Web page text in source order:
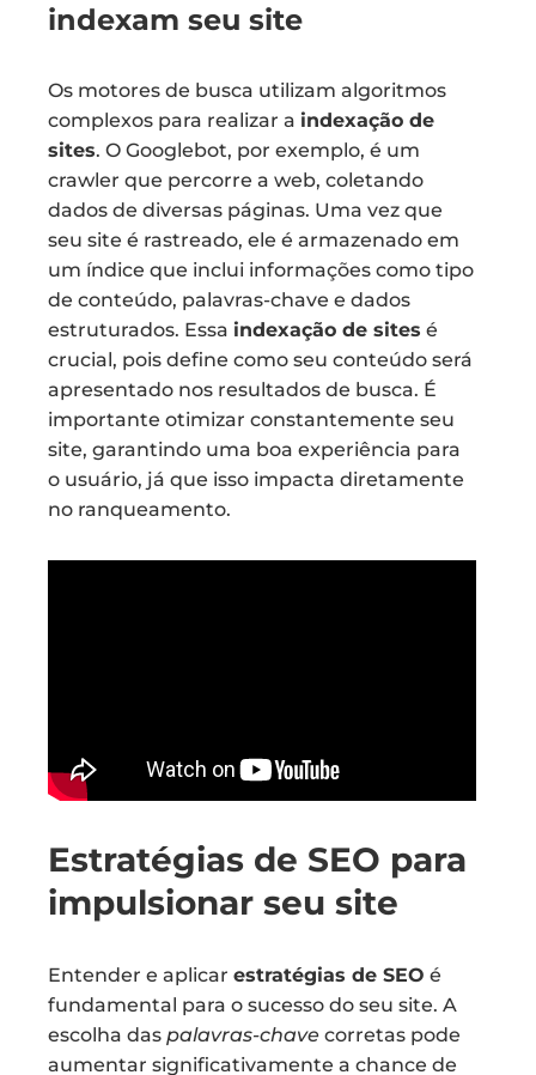
indexam seu site
Os motores de busca utilizam algoritmos
complexos para realizar a indexação de
sites. O Googlebot, por exemplo, é um
crawler que percorre a web, coletando
dados de diversas páginas. Uma vez que
seu site é rastreado, ele é armazenado em
um índice que inclui informações como tipo
de conteúdo, palavras-chave e dados
estruturados. Essa indexação de sites é
crucial, pois define como seu conteúdo será
apresentado nos resultados de busca. É
importante otimizar constantemente seu
site, garantindo uma boa experiência para
o usuário, já que isso impacta diretamente
no ranqueamento.
Estratégias de SEO para
impulsionar seu site
Entender e aplicar estratégias de SEO é
fundamental para o sucesso do seu site. A
escolha das palavras-chave corretas pode
aumentar significativamente a chance de